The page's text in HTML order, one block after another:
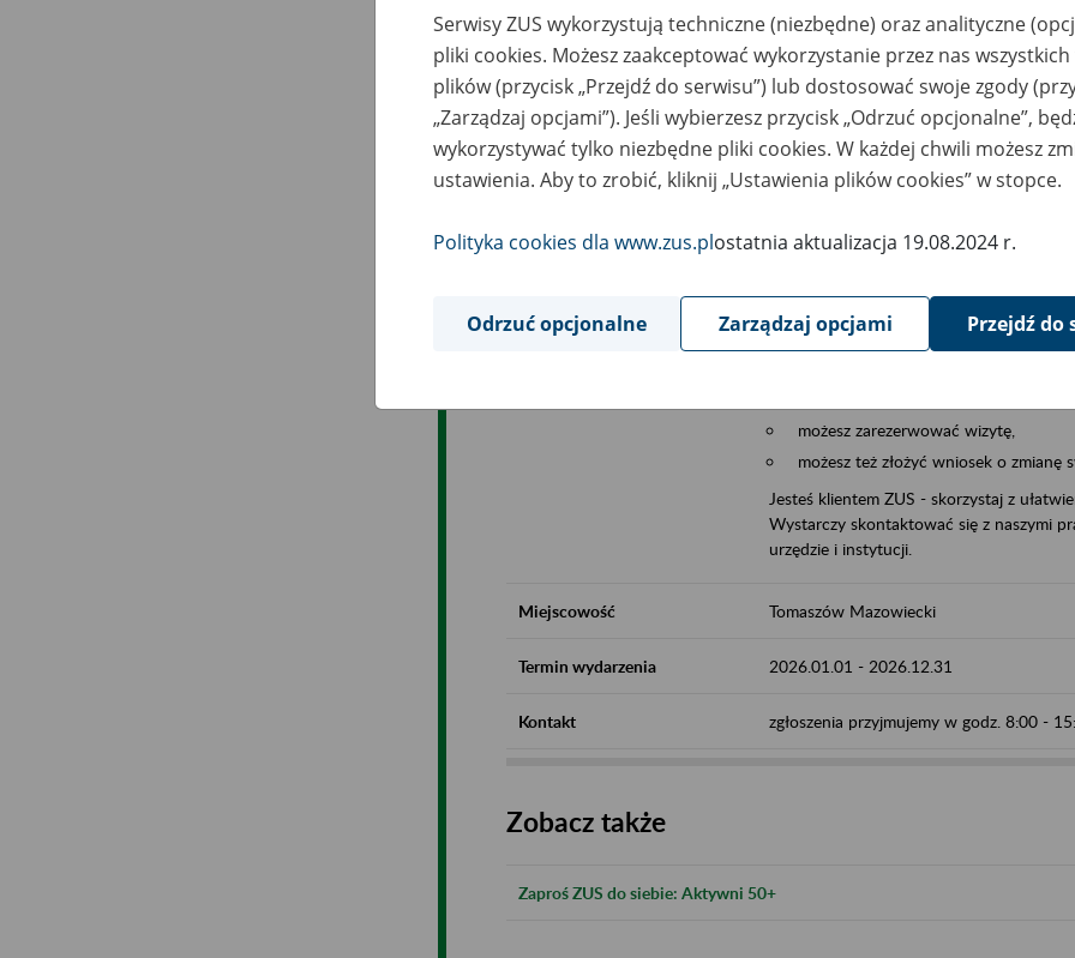
Jeśli jesteś osobą ubezpieczoną (np.
możesz sprawdzić swoje dane
masz dostęp do informacji o stanie
masz dostęp do informacji o
Jeśli jesteś płatnikiem składek (np.
możesz skorzystać z aplikacji
ubezpieczeń, wypełnisz i
ZUS,
możesz złożyć wniosek o wydanie
masz dostęp do zwolnień lekarskich
Jeśli jesteś świadczeniobiorcą
masz dostęp m.in. do formularza
do formularza PIT 40A, czyli
możesz zarezerwować wizytę,
możesz też złożyć wniosek o zmianę
Jesteś klientem ZUS - skorzystaj z
Wystarczy skontaktować się z naszymi
urzędzie i instytucji.
Miejscowość Tomaszów Mazowiecki
Termin wydarzenia 2026.01.01 - 2026.12.31
Kontakt zgłoszenia przyjmujemy w godz. 8:00 -
Zobacz także
Zaproś ZUS do siebie: Aktywni 50+
Serwisy ZUS wykorzystują techniczne (niezbędne) oraz analityczne
pliki cookies. Możesz zaakceptować wykorzystanie przez nas
plików (przycisk „Przejdź do serwisu”) lub dostosować swoje zgody
„Zarządzaj opcjami”). Jeśli wybierzesz przycisk „Odrzuć opcjonalne”,
wykorzystywać tylko niezbędne pliki cookies. W każdej chwili możesz
ustawienia. Aby to zrobić, kliknij „Ustawienia plików cookies” w stopce.
Polityka cookies dla www.zus.plostatnia aktualizacja 19.08.2024 r.
Odrzuć opcjonalne Zarządzaj opcjami Przejdź do